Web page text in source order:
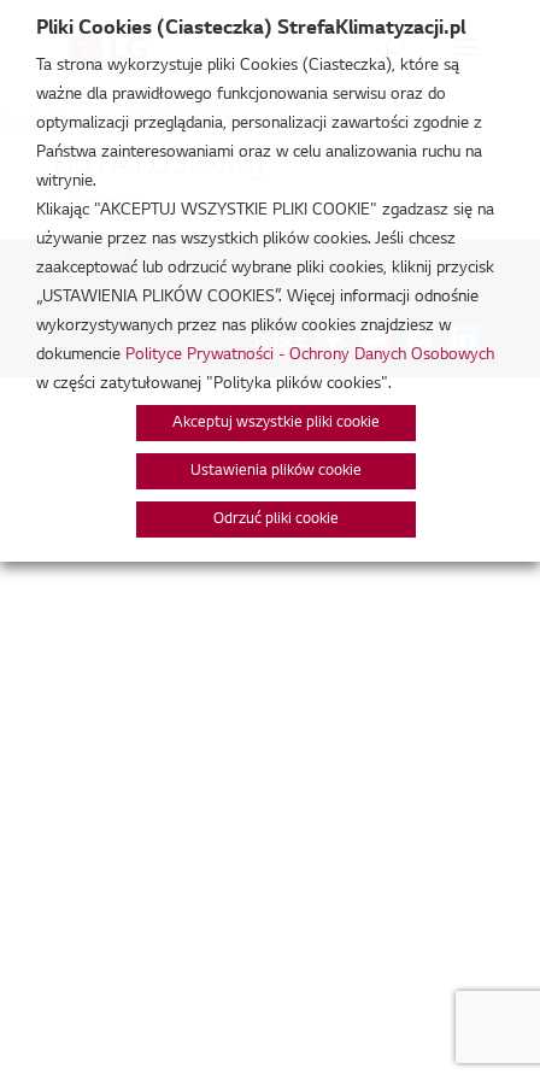
Strefa Klimatyzacji /HU141U33
HU141.U33.dwg
lut 19, 2026
Polityka Prywatności - Ochrona danych osobowych.|
Zarządzaj zgodami na pliki cookie
Połącz:
Pliki Cookies (Ciasteczka) StrefaKlimatyzacji.pl
Ta strona wykorzystuje pliki Cookies (Ciasteczka), które są
ważne dla prawidłowego funkcjonowania serwisu oraz do
optymalizacji przeglądania, personalizacji zawartości zgodnie z
Państwa zainteresowaniami oraz w celu analizowania ruchu na
witrynie.
Klikając "AKCEPTUJ WSZYSTKIE PLIKI COOKIE" zgadzasz się na
używanie przez nas wszystkich plików cookies. Jeśli chcesz
zaakceptować lub odrzucić wybrane pliki cookies, kliknij przycisk
„USTAWIENIA PLIKÓW COOKIES”. Więcej informacji odnośnie
wykorzystywanych przez nas plików cookies znajdziesz w
dokumencie Polityce Prywatności - Ochrony Danych Osobowych
w części zatytułowanej "Polityka plików cookies".
Akceptuj wszystkie pliki cookie
Ustawienia plików cookie
Odrzuć pliki cookie